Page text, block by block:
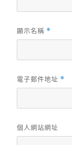
顯示名稱 *
電子郵件地址 *
個人網站網址